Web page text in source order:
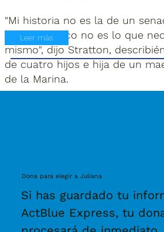
"Mi historia no es la de un
parte, lo típico no es lo que
mismo", dijo Stratton,
de cuatro hijos e hija de un
de la Marina.
Leer más
Dona para elegir a Juliana
Si has guardado tu
ActBlue Express, tu